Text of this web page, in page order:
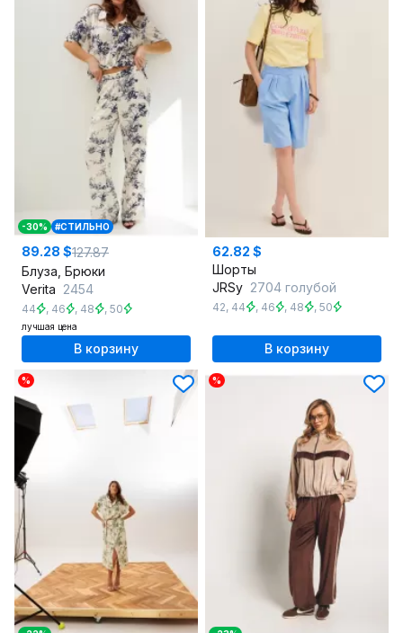
-30% #СТИЛЬНО
89.28 $127.87
Блуза, Брюки
Verita 2454
44 , 46 , 48 , 50
лучшая цена
В корзину
62.82 $
Шорты
JRSy 2704 голубой
42, 44 , 46 , 48 , 50
В корзину
% %